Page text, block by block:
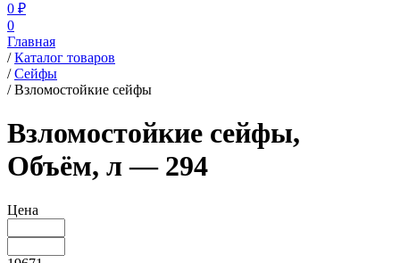
0 ₽
0
Главная
/ Каталог товаров
/ Сейфы
/ Взломостойкие сейфы
Взломостойкие сейфы,
Объём, л — 294
Цена